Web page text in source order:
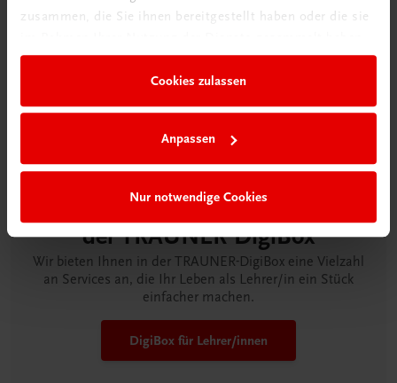
zusammen, die Sie ihnen bereitgestellt haben oder die sie
Cookies zulassen
Anpassen
Nur notwendige Cookies
Jetzt entdecken!
Lehrer/innen-Begleitpakete in
der TRAUNER-DigiBox
Wir bieten Ihnen in der TRAUNER-DigiBox eine Vielzahl
an Services an, die Ihr Leben als Lehrer/in ein Stück
einfacher machen.
DigiBox für Lehrer/innen